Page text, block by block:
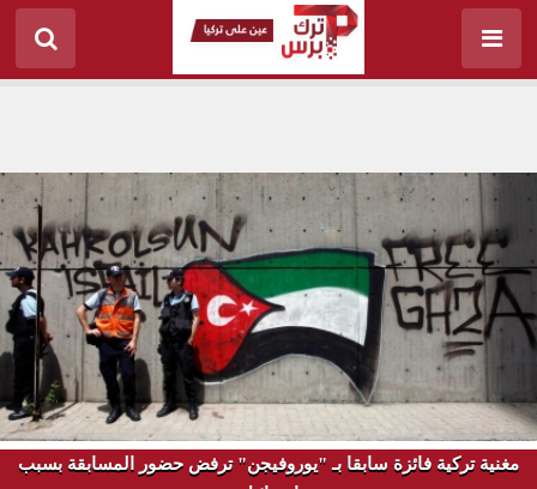
مغنية تركية فائزة سابقا بـ "يوروفيجن" ترفض حضور المسابقة بسبب